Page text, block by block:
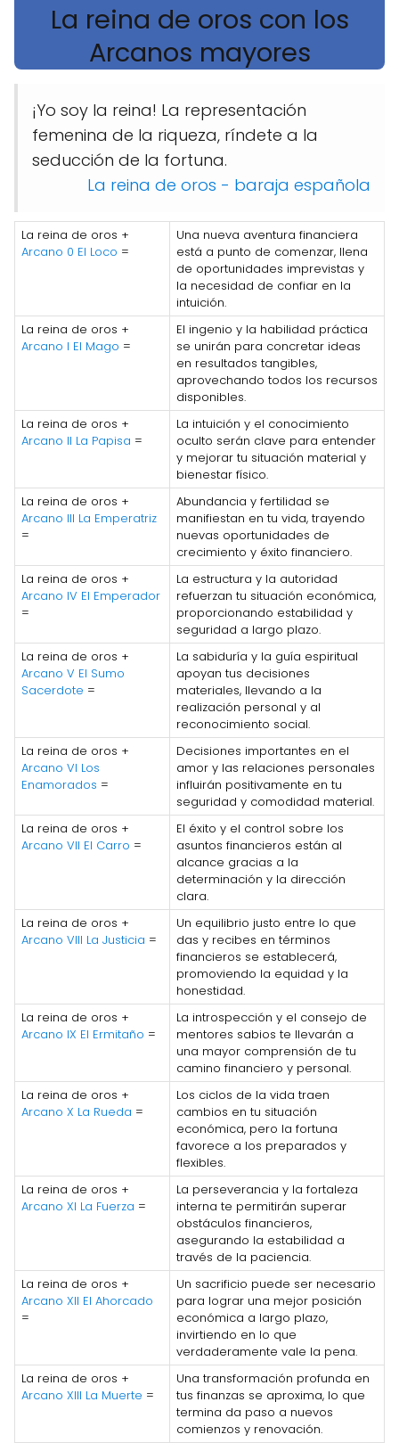
La reina de oros con los
Arcanos mayores
¡Yo soy la reina! La representación
femenina de la riqueza, ríndete a la
seducción de la fortuna.
La reina de oros - baraja española
La reina de oros +
Arcano 0 El Loco =
Una nueva aventura financiera
está a punto de comenzar, llena
de oportunidades imprevistas y
la necesidad de confiar en la
intuición.
La reina de oros +
Arcano I El Mago =
El ingenio y la habilidad práctica
se unirán para concretar ideas
en resultados tangibles,
aprovechando todos los recursos
disponibles.
La reina de oros +
Arcano II La Papisa =
La intuición y el conocimiento
oculto serán clave para entender
y mejorar tu situación material y
bienestar físico.
La reina de oros +
Arcano III La Emperatriz
=
Abundancia y fertilidad se
manifiestan en tu vida, trayendo
nuevas oportunidades de
crecimiento y éxito financiero.
La reina de oros +
Arcano IV El Emperador
=
La estructura y la autoridad
refuerzan tu situación económica,
proporcionando estabilidad y
seguridad a largo plazo.
La reina de oros +
Arcano V El Sumo
Sacerdote =
La sabiduría y la guía espiritual
apoyan tus decisiones
materiales, llevando a la
realización personal y al
reconocimiento social.
La reina de oros +
Arcano VI Los
Enamorados =
Decisiones importantes en el
amor y las relaciones personales
influirán positivamente en tu
seguridad y comodidad material.
La reina de oros +
Arcano VII El Carro =
El éxito y el control sobre los
asuntos financieros están al
alcance gracias a la
determinación y la dirección
clara.
La reina de oros +
Arcano VIII La Justicia =
Un equilibrio justo entre lo que
das y recibes en términos
financieros se establecerá,
promoviendo la equidad y la
honestidad.
La reina de oros +
Arcano IX El Ermitaño =
La introspección y el consejo de
mentores sabios te llevarán a
una mayor comprensión de tu
camino financiero y personal.
La reina de oros +
Arcano X La Rueda =
Los ciclos de la vida traen
cambios en tu situación
económica, pero la fortuna
favorece a los preparados y
flexibles.
La reina de oros +
Arcano XI La Fuerza =
La perseverancia y la fortaleza
interna te permitirán superar
obstáculos financieros,
asegurando la estabilidad a
través de la paciencia.
La reina de oros +
Arcano XII El Ahorcado
=
Un sacrificio puede ser necesario
para lograr una mejor posición
económica a largo plazo,
invirtiendo en lo que
verdaderamente vale la pena.
La reina de oros +
Arcano XIII La Muerte =
Una transformación profunda en
tus finanzas se aproxima, lo que
termina da paso a nuevos
comienzos y renovación.